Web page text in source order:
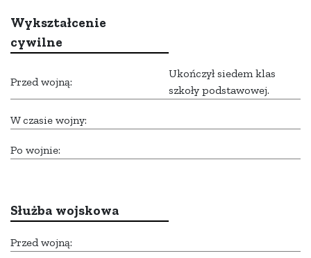
Wykształcenie
cywilne
Przed wojną:
Ukończył siedem klas
szkoły podstawowej.
W czasie wojny:
Po wojnie:
Służba wojskowa
Przed wojną: